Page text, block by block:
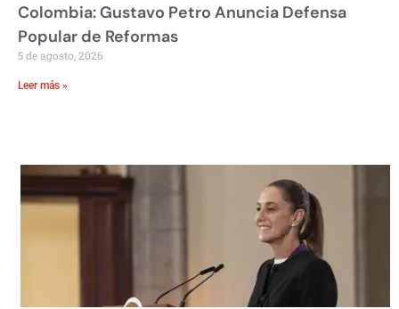
Colombia: Gustavo Petro Anuncia Defensa
Popular de Reformas
5 de agosto, 2026
Leer más »